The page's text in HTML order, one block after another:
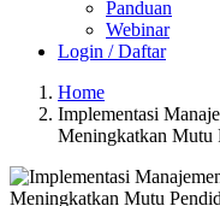
Panduan
Webinar
Login / Daftar
Home
Implementasi
Meningkatkan Mutu